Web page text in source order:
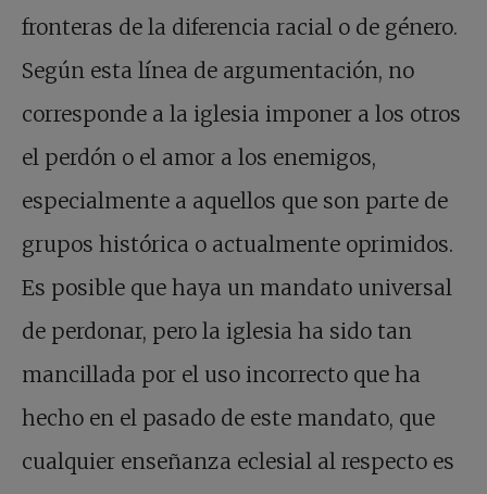
fronteras de la diferencia racial o de género.
Según esta línea de argumentación, no
corresponde a la iglesia imponer a los otros
el perdón o el amor a los enemigos,
especialmente a aquellos que son parte de
grupos histórica o actualmente oprimidos.
Es posible que haya un mandato universal
de perdonar, pero la iglesia ha sido tan
mancillada por el uso incorrecto que ha
hecho en el pasado de este mandato, que
cualquier enseñanza eclesial al respecto es